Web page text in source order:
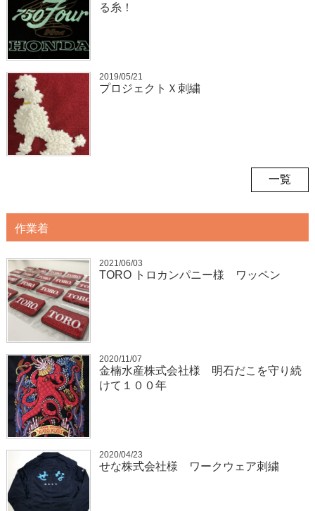
る糸！
2019/05/21
プロジェクトＸ刺繍
一覧
作業着
2021/06/03
TORO トロカンパニー様 ワッペン
2020/11/07
金楠水産株式会社様 明石だこを守り続
けて１００年
2020/04/23
せな株式会社様 ワークウェア刺繍